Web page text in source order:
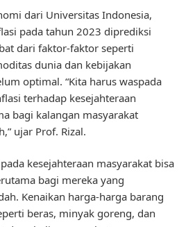
dari Universitas Indonesia,
pada tahun 2023 diprediksi
dari faktor-faktor seperti
dunia dan kebijakan
optimal. “Kita harus waspada
terhadap kesejahteraan
bagi kalangan masyarakat
ujar Prof. Rizal.
kesejahteraan masyarakat bisa
bagi mereka yang
Kenaikan harga-harga barang
beras, minyak goreng, dan